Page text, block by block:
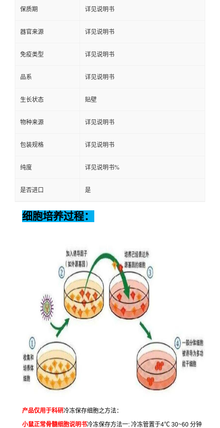
保质期 详见说明书
器官来源 详见说明书
免疫类型 详见说明书
品系 详见说明书
生长状态 贴壁
物种来源 详见说明书
包装规格 详见说明书
纯度 详见说明书%
是否进口 是
细胞培养过程：
产品仅用于科研冷冻保存细胞之方法：
小鼠正常骨髓细胞说明书冷冻保存方法一: 冷冻管置于4℃ 30~60 分钟